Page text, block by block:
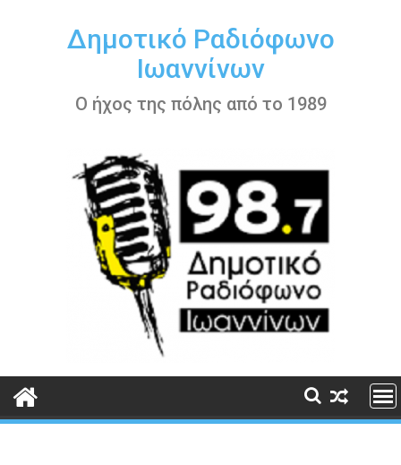
περιεχόμενοΔημοτικό Ραδιόφωνο
Ιωαννίνων
Ο ήχος της πόλης από το 1989